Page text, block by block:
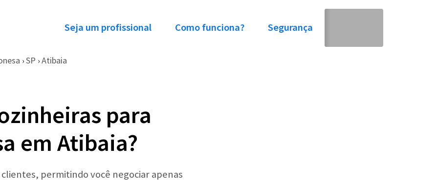
Seja um profissional Como funciona? Segurança
› SP › Atibaia
para
em Atibaia?
permitindo você negociar apenas